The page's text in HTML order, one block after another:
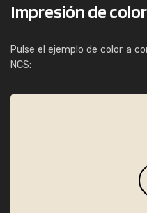
Impresión de
Pulse el ejemplo de color a
NCS: